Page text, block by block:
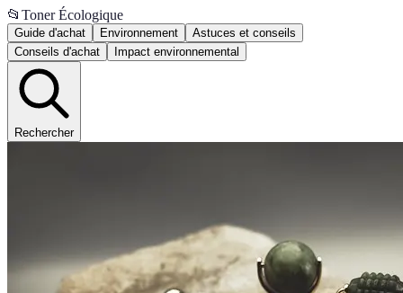
📂 Toner Écologique
Guide d'achat Environnement
Astuces et conseils
Conseils d'achat
Impact environnemental
Rechercher